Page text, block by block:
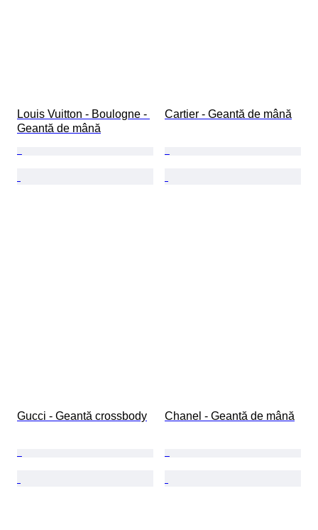
Louis Vuitton - Boulogne -
Geantă de mână
Cartier - Geantă de mână
Gucci - Geantă crossbody Chanel - Geantă de mână